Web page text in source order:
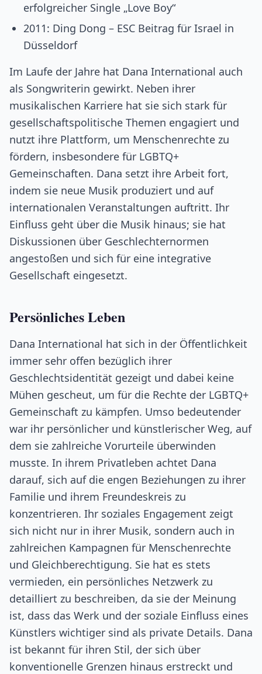
erfolgreicher Single „Love Boy“
2011: Ding Dong – ESC Beitrag für Israel in
Düsseldorf
Im Laufe der Jahre hat Dana International auch
als Songwriterin gewirkt. Neben ihrer
musikalischen Karriere hat sie sich stark für
gesellschaftspolitische Themen engagiert und
nutzt ihre Plattform, um Menschenrechte zu
fördern, insbesondere für LGBTQ+
Gemeinschaften. Dana setzt ihre Arbeit fort,
indem sie neue Musik produziert und auf
internationalen Veranstaltungen auftritt. Ihr
Einfluss geht über die Musik hinaus; sie hat
Diskussionen über Geschlechternormen
angestoßen und sich für eine integrative
Gesellschaft eingesetzt.
Persönliches Leben
Dana International hat sich in der Öffentlichkeit
immer sehr offen bezüglich ihrer
Geschlechtsidentität gezeigt und dabei keine
Mühen gescheut, um für die Rechte der LGBTQ+
Gemeinschaft zu kämpfen. Umso bedeutender
war ihr persönlicher und künstlerischer Weg, auf
dem sie zahlreiche Vorurteile überwinden
musste. In ihrem Privatleben achtet Dana
darauf, sich auf die engen Beziehungen zu ihrer
Familie und ihrem Freundeskreis zu
konzentrieren. Ihr soziales Engagement zeigt
sich nicht nur in ihrer Musik, sondern auch in
zahlreichen Kampagnen für Menschenrechte
und Gleichberechtigung. Sie hat es stets
vermieden, ein persönliches Netzwerk zu
detailliert zu beschreiben, da sie der Meinung
ist, dass das Werk und der soziale Einfluss eines
Künstlers wichtiger sind als private Details. Dana
ist bekannt für ihren Stil, der sich über
konventionelle Grenzen hinaus erstreckt und